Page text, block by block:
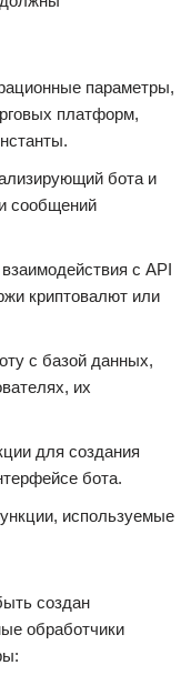
параметры,
платформ,
бота и
сообщений
с API
криптовалют или
с базой данных,
их
для создания
бота.
используемые
создан
обработчики